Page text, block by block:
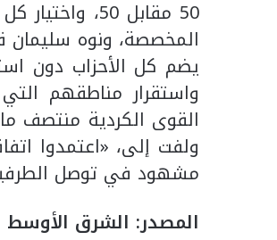
50 مقابل
المخصصة، ونوه سليمان
يضم كل الأحزاب دون
واستقرار مناطقهم
القوى الكردية منتصف
ولفت إلى، «اعتمدوا
مشهود في توصل
المصدر: الشرق الأوسط